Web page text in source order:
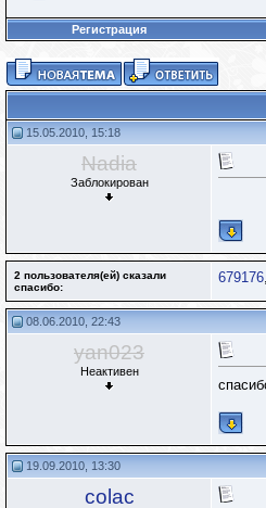
Регистрация
15.05.2010, 15:18
Nadia
Заблокирован
2 пользователя(ей) сказали
cпасибо:
679176,
08.06.2010, 22:43
yan023
Неактивен
19.09.2010, 13:30
colac